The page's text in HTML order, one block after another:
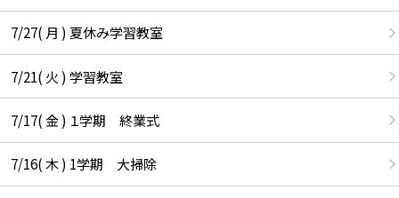
7/27( 月 ) 夏休み学習教室
7/21( 火 ) 学習教室
7/17( 金 ) １学期 終業式
7/16( 木 ) 1学期 大掃除